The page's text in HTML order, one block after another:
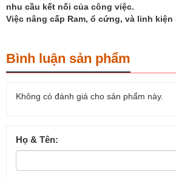
nhu cầu kết nối của công việc.
Việc nâng cấp Ram, ổ cứng, và linh kiện
Bình luận sản phẩm
Không có đánh giá cho sản phẩm này.
Họ & Tên: